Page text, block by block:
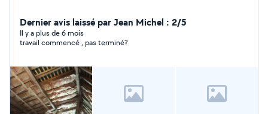
Dernier avis laissé par Jean Michel : 2/5
Il y a plus de 6 mois
travail commencé , pas terminé?